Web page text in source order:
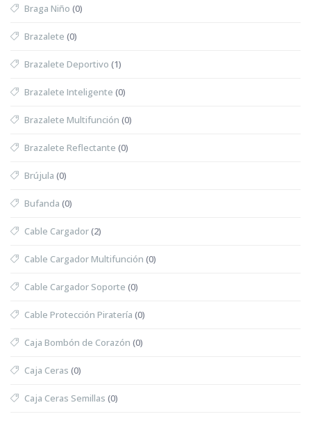
Braga Niño (0)
Brazalete (0)
Brazalete Deportivo (1)
Brazalete Inteligente (0)
Brazalete Multifunción (0)
Brazalete Reflectante (0)
Brújula (0)
Bufanda (0)
Cable Cargador(2)
Cable Cargador Multifunción (0)
Cable Cargador Soporte (0)
Cable Protección Piratería (0)
Caja Bombón de Corazón (0)
Caja Ceras (0)
Caja Ceras Semillas (0)